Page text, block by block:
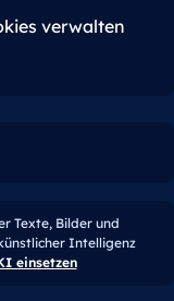
verwalten
Texte, Bilder und
Intelligenz
einsetzen